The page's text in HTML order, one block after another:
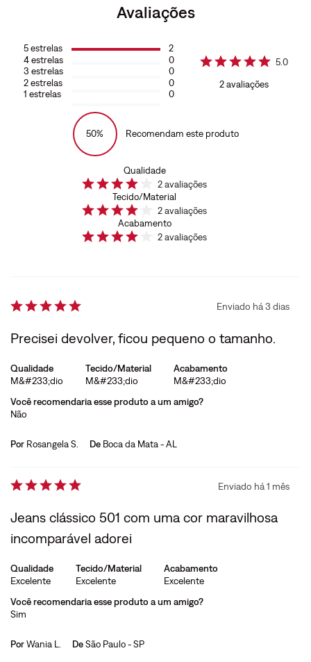
Avaliações
5estrelas
4estrelas
3 estrelas
2estrelas
1 estrelas
2
0
0
0
0
5.0
2avaliações
50% Recomendam este produto
Qualidade
2avaliações
Tecido/Material
2avaliações
Acabamento
2avaliações
Enviado há3 dias
Precisei devolver, ficou pequeno o tamanho.
Qualidade
M&#233;dio
Tecido/Material
M&#233;dio
Acabamento
M&#233;dio
Você recomendaria esse produto a um amigo?
Não
Por Rosangela S. De Boca da Mata - AL
Enviado há1 mês
Jeans clássico 501 com uma cor maravilhosa
incomparável adorei
Qualidade
Excelente
Tecido/Material
Excelente
Acabamento
Excelente
Você recomendaria esse produto a um amigo?
Sim
PorWania L. DeSão Paulo - SP